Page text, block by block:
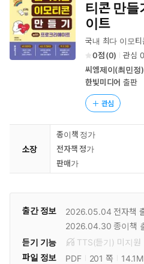
티콘 만들
이트
국내 최다 이모
0
(0) 관심 0
씨엠제이(최민정)
한빛미디어 출판
관심
소장
종이책 정가
전자책 정가
판매가
출간 정보 2026.05.04 전자책
2026.04.30 종이책
듣기 기능
TTS(듣기) 미 지원
파일 정보
PDF 201 쪽